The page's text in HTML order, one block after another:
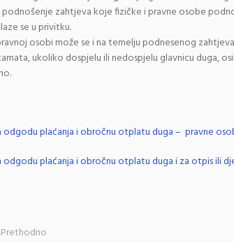
podnošenje zahtjeva koje fizičke i pravne osobe
se u privitku.
osobi može se i na temelju podnesenog
ukoliko dospjelu ili nedospjelu glavnicu duga,
odgodu plaćanja i obročnu otplatu duga – pravne
odgodu plaćanja i obročnu otplatu duga i za otpis ili
Prethodno